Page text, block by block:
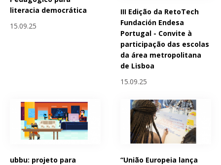
literacia democrática
15.09.25
III Edição da RetoTech
Fundación Endesa
Portugal - Convite à
participação das escolas
da área metropolitana
de Lisboa
15.09.25
ubbu: projeto para
“União Europeia lança